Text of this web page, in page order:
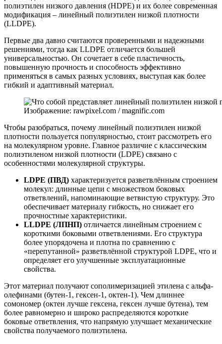
полиэтилен низкого давления (HDPE) и их более современная
модификация – линейный полиэтилен низкой плотности
(LLDPE).
Первые два давно считаются проверенными и надежными
решениями, тогда как LLDPE отличается большей
универсальностью. Он сочетает в себе пластичность,
повышенную прочность и способность эффективно
применяться в самых разных условиях, выступая как более
гибкий и адаптивный материал.
Изображение: rawpixel.com / magnific.com
Чтобы разобраться, почему линейный полиэтилен низкой
плотности пользуется популярностью, стоит рассмотреть его
на молекулярном уровне. Главное различие с классическим
полиэтиленом низкой плотности (LDPE) связано с
особенностями молекулярной структуры.
LDPE (ПВД) характеризуется разветвлённым строением
молекул: длинные цепи с множеством боковых
ответвлений, напоминающие ветвистую структуру. Это
обеспечивает материалу гибкость, но снижает его
прочностные характеристики.
LLDPE (ЛПНП) отличается линейным строением с
короткими боковыми ответвлениями. Его структура
более упорядочена и плотна по сравнению с
«перепутанной» разветвлённой структурой LDPE, что и
определяет его улучшенные эксплуатационные
свойства.
Этот материал получают сополимеризацией этилена с альфа-
олефинами (бутен-1, гексен-1, октен-1). Чем длиннее
сомономер (октен лучше гексена, гексен лучше бутена), тем
более равномерно и широко распределяются короткие
боковые ответвления, что напрямую улучшает механические
свойства получаемого полиэтилена.